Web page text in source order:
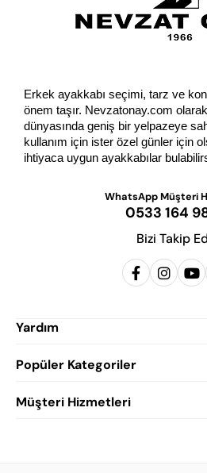
Erkek ayakkabı seçimi, tarz ve
önem taşır. Nevzatonay.com
dünyasında geniş bir yelpazeye
kullanım için ister özel günler için
ihtiyaca uygun ayakkabılar
WhatsApp Müşteri
0533 164
Bizi Takip
Yardım
Popüler Kategoriler
Erkek Klasik
Müşteri Hizmetleri